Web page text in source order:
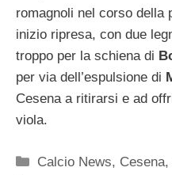
romagnoli nel corso della
inizio ripresa, con due
troppo per la schiena di
per via dell’espulsione di
Cesena a ritirarsi e ad
viola.
Categorie
Calcio News, Cesena,